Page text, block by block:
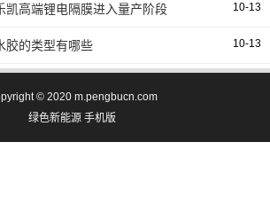
凯高端锂电隔膜进入量产阶段 10-13
胶的类型有哪些 10-13
© 2020 m.pengbucn.com
绿色新能源 手机版